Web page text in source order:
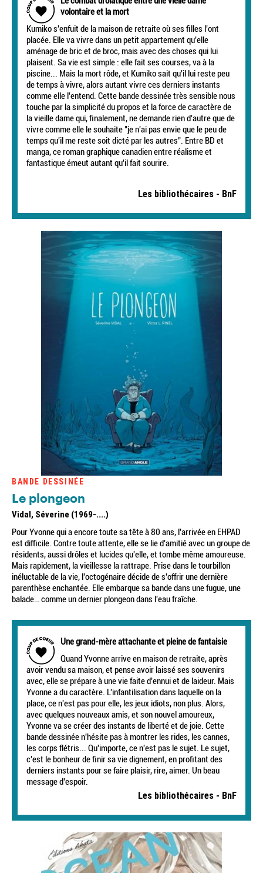
volontaire et la mort
Kumiko s'enfuit de la maison de retraite où ses filles l'ont
placée. Elle va vivre dans un petit appartement qu'elle
aménage de bric et de broc, mais avec des choses qui lui
plaisent. Sa vie est simple : elle fait ses courses, va à la
piscine... Mais la mort rôde, et Kumiko sait qu'il lui reste peu
de temps à vivre, alors autant vivre ces derniers instants
comme elle l'entend. Cette bande dessinée très sensible nous
touche par la simplicité du propos et la force de caractère de
la vieille dame qui, finalement, ne demande rien d'autre que de
vivre comme elle le souhaite "je n'ai pas envie que le peu de
temps qu'il me reste soit dicté par les autres". Entre BD et
manga, ce roman graphique canadien entre réalisme et
fantastique émeut autant qu'il fait sourire.
Les bibliothécaires - BnF
BANDE DESSINÉE
Le plongeon
Vidal, Séverine (1969-....)
Pour Yvonne qui a encore toute sa tête à 80 ans, l'arrivée en EHPAD
est difficile. Contre toute attente, elle se lie d'amitié avec un groupe de
résidents, aussi drôles et lucides qu'elle, et tombe même amoureuse.
Mais rapidement, la vieillesse la rattrape. Prise dans le tourbillon
inéluctable de la vie, l'octogénaire décide de s'offrir une dernière
parenthèse enchantée. Elle embarque sa bande dans une fugue, une
balade… comme un dernier plongeon dans l'eau fraîche.
Une grand-mère attachante et pleine de fantaisie
Quand Yvonne arrive en maison de retraite, après
avoir vendu sa maison, et pense avoir laissé ses souvenirs
avec, elle se prépare à une vie faite d'ennui et de laideur. Mais
Yvonne a du caractère. L'infantilisation dans laquelle on la
place, ce n'est pas pour elle, les jeux idiots, non plus. Alors,
avec quelques nouveaux amis, et son nouvel amoureux,
Yvonne va se créer des instants de liberté et de joie. Cette
bande dessinée n'hésite pas à montrer les rides, les cannes,
les corps flétris... Qu'importe, ce n'est pas le sujet. Le sujet,
c'est le bonheur de finir sa vie dignement, en profitant des
derniers instants pour se faire plaisir, rire, aimer. Un beau
message d'espoir.
Les bibliothécaires - BnF